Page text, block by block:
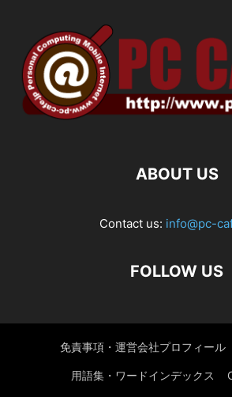
ABOUT US
Contact us: info@pc-
FOLLOW US
免責事項・運営会社プロフィール
用語集・ワードインデックス